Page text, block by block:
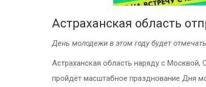
Астраханская область
День молодежи в этом году будет
Астраханская область наряду с
пройдёт масштабное празднование Дня